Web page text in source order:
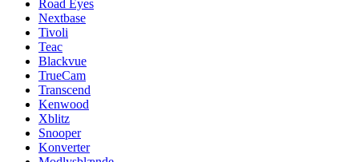
Road Eyes
Nextbase
Tivoli
Teac
Blackvue
TrueCam
Transcend
Kenwood
Xblitz
Snooper
Konverter